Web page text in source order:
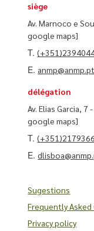
siège
Av. Marnoco e
google maps]
T.
E. anmp@anmp.pt
délégation
Av. Elias Garcia,
google maps]
T.
E.
Sugestions
Frequently
Privacy policy